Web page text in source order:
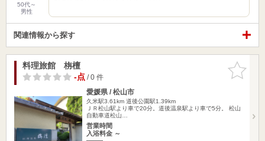
50代～
男性
関連情報から探す
お気に入
りに追加
料理旅館 栴檀
-点/ 0 件
愛媛県 / 松山市
久米駅3.61km 道後公園駅1.39km
ＪＲ松山駅より車で20分。道後温泉駅より車で5分。 松山
自動車道松山…
営業時間
入浴料金 ～